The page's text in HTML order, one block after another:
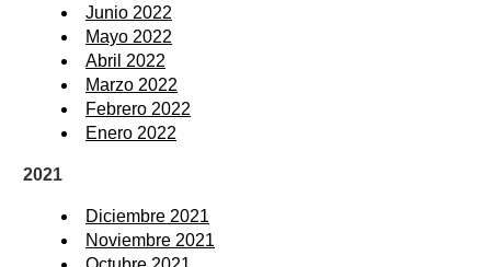
Junio 2022
Mayo 2022
Abril 2022
Marzo 2022
Febrero 2022
Enero 2022
2021
Diciembre 2021
Noviembre 2021